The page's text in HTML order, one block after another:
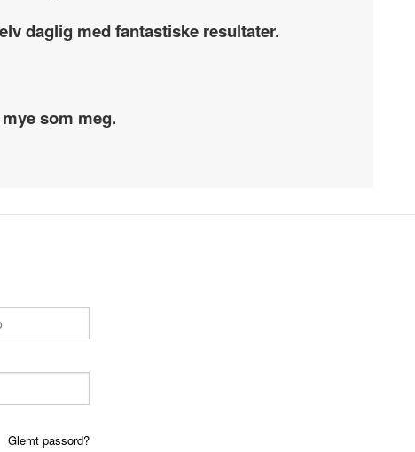
daglig med fantastiske resultater.
som meg.
Glemt passord?